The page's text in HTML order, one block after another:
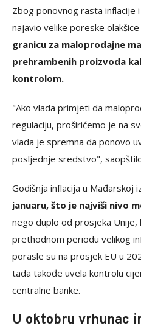
Zbog ponovnog rasta inflacije
najavio velike poreske
granicu za maloprodajne
prehrambenih proizvoda
kontrolom.
"Ako vlada primjeti da
regulaciju, proširićemo je na
vlada je spremna da ponovo
posljednje sredstvo",
Godišnja inflacija u Mađarskoj
januaru, što je najviši nivo
nego duplo od prosjeka
prethodnom periodu velikog
porasle su na prosjek EU u
tada takođe uvela kontrolu
centralne banke.
U oktobru vrhunac